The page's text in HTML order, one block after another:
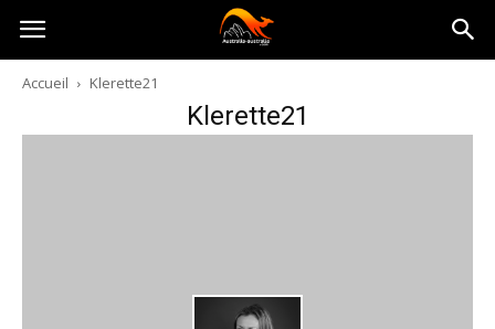
Australia-
australie.com
Accueil Klerette21
Klerette21